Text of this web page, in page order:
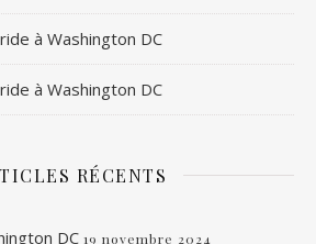
à Washington DC
à Washington DC
RÉCENTS
DC 19 novembre 2024